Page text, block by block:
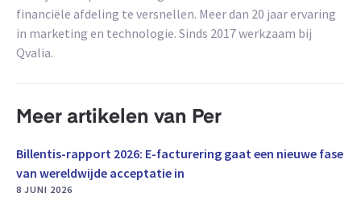
financiële afdeling te versnellen. Meer dan 20 jaar ervaring
in marketing en technologie. Sinds 2017 werkzaam bij
Qvalia.
Meer artikelen van Per
Billentis-rapport 2026: E-facturering gaat een nieuwe fase
van wereldwijde acceptatie in
8 JUNI 2026